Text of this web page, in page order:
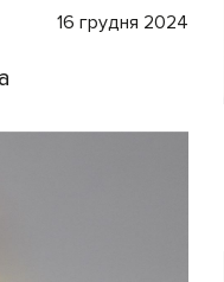
16 грудня 2024